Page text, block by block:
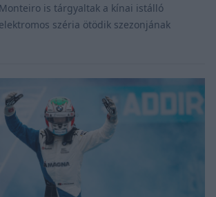
is tárgyaltak a kínai istálló
széria ötödik szezonjának